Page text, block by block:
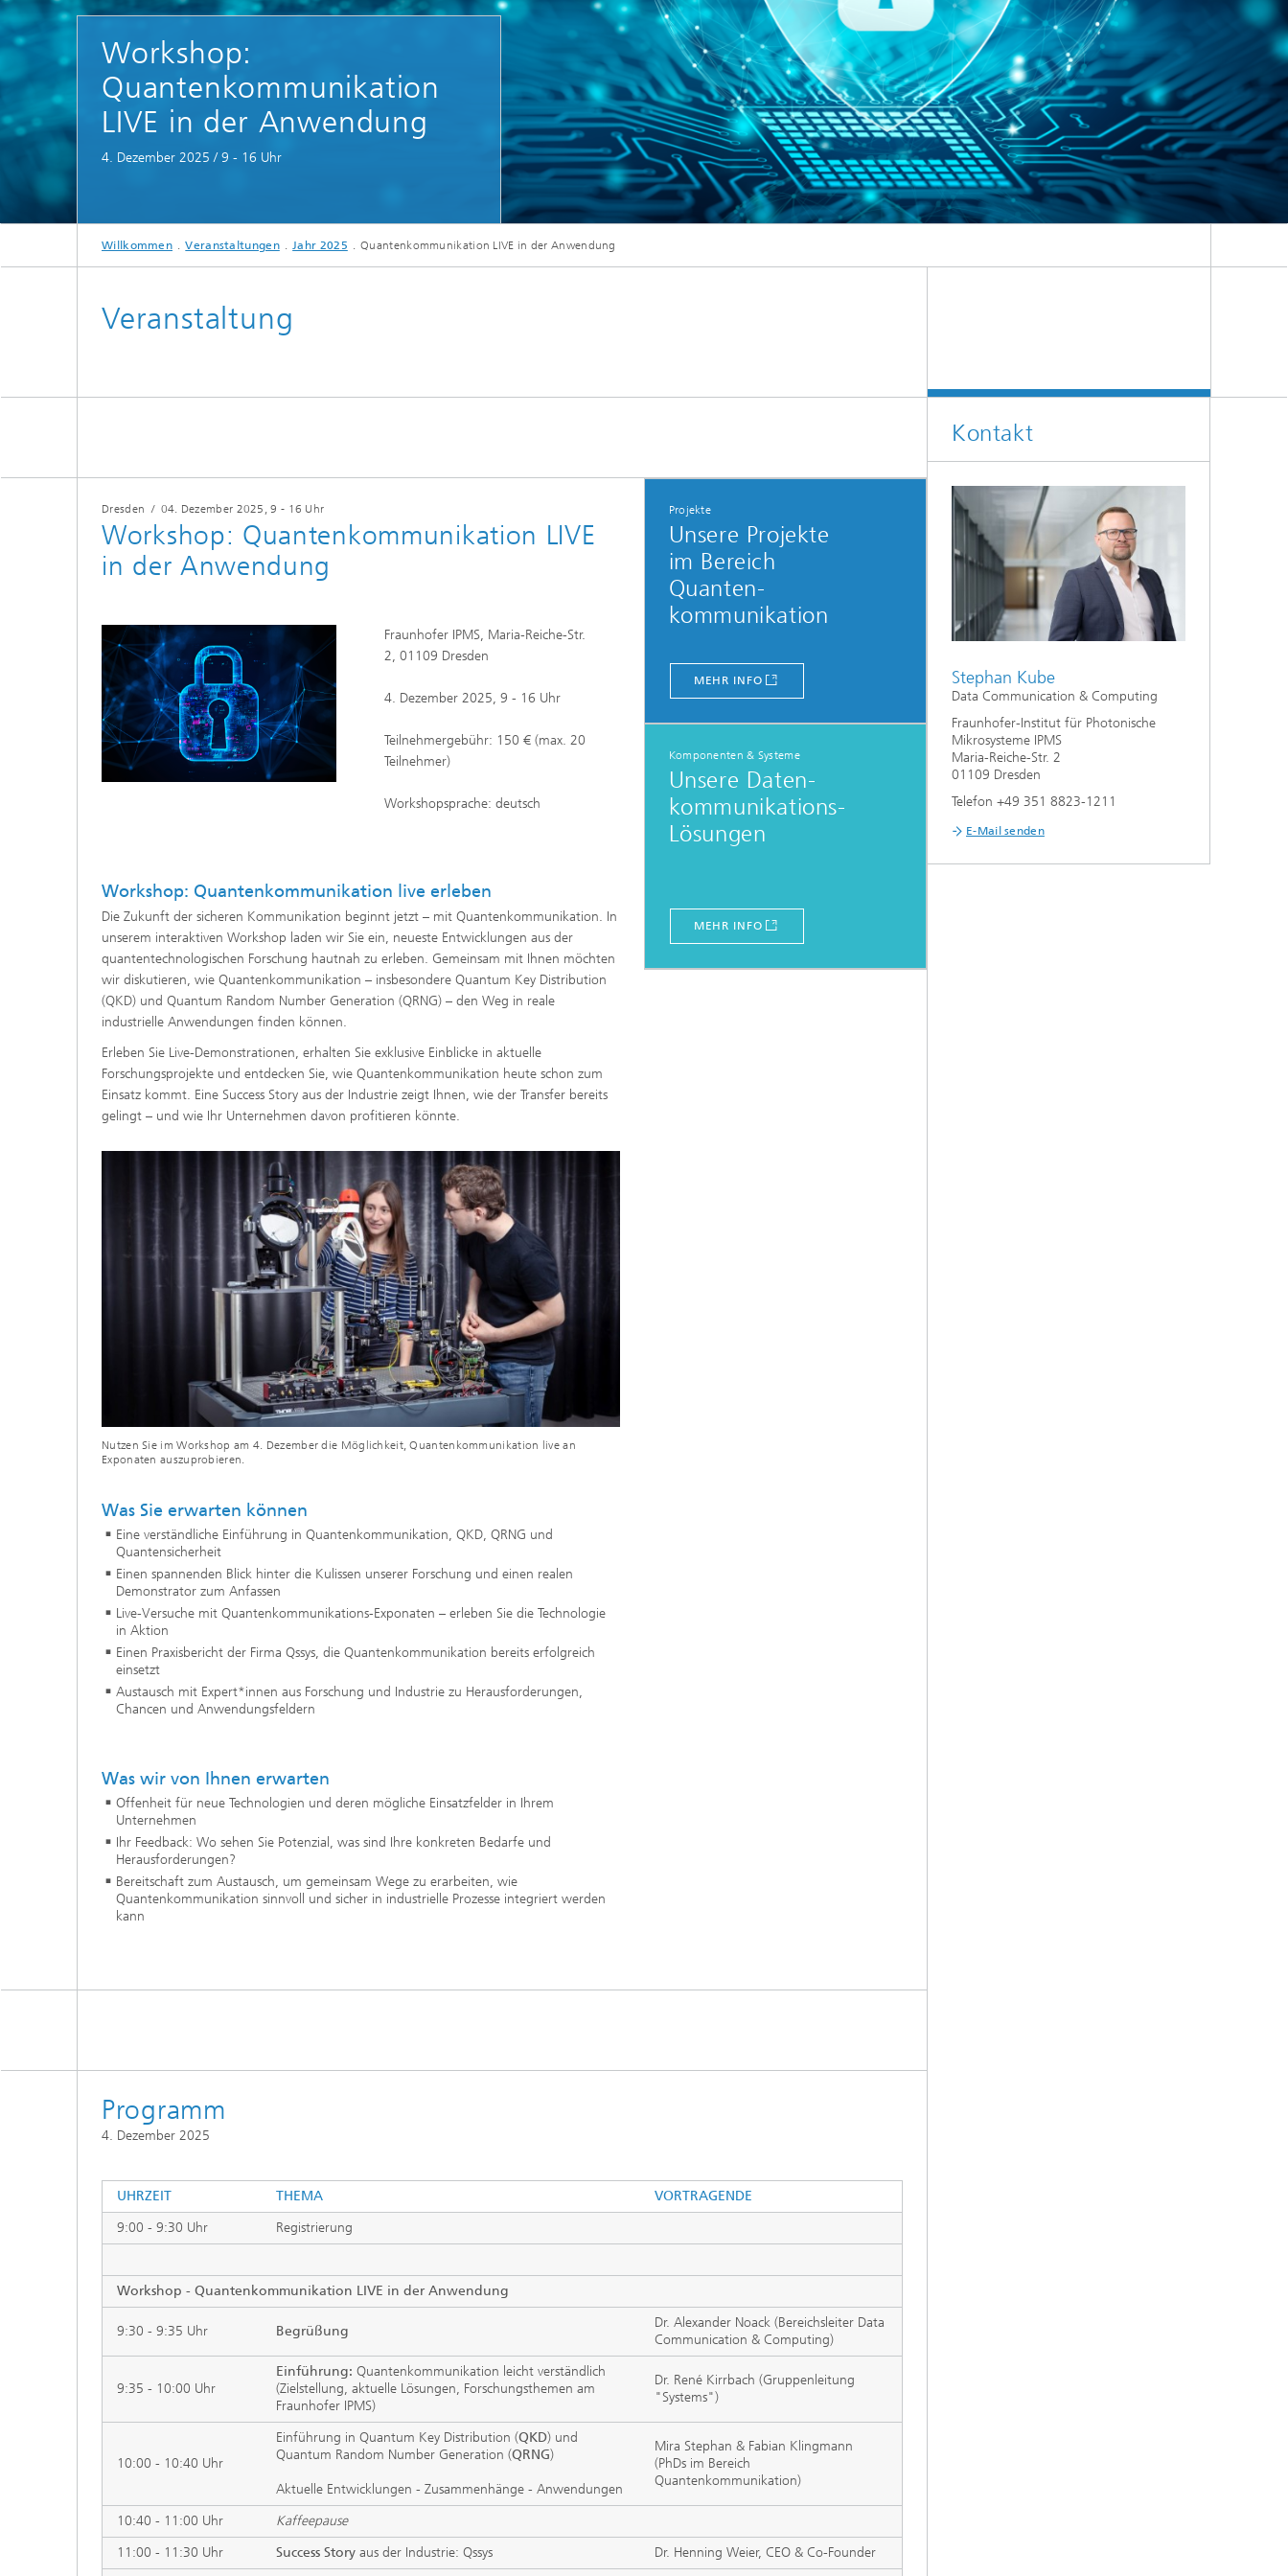
Quantum Foundry
Mikrodisplays und Sensorik
Evaluation-Kits
Devices
Optische Sensoren
Spektroskopiesysteme und
Komponenten
Optische Aktoren
Workshop:
Quantenkommunikation
LIVE in der Anwendung
4. Dezember 2025 / 9 - 16 Uhr
Willkommen Veranstaltungen Jahr 2025 Quantenkommunikation LIVE in der Anwendung
Veranstaltung
Dresden / 04. Dezember 2025 , 9 - 16 Uhr
Workshop: Quantenkommunikation LIVE
in der Anwendung
Fraunhofer IPMS, Maria-Reiche-Str.
2, 01109 Dresden
4. Dezember 2025, 9 - 16 Uhr
Teilnehmergebühr: 150 € (max. 20
Teilnehmer)
Workshopsprache: deutsch
Workshop: Quantenkommunikation live erleben
Die Zukunft der sicheren Kommunikation beginnt jetzt – mit Quantenkommunikation. In
unserem interaktiven Workshop laden wir Sie ein, neueste Entwicklungen aus der
quantentechnologischen Forschung hautnah zu erleben. Gemeinsam mit Ihnen möchten
wir diskutieren, wie Quantenkommunikation – insbesondere Quantum Key Distribution
(QKD) und Quantum Random Number Generation (QRNG) – den Weg in reale
industrielle Anwendungen finden können.
Erleben Sie Live-Demonstrationen, erhalten Sie exklusive Einblicke in aktuelle
Forschungsprojekte und entdecken Sie, wie Quantenkommunikation heute schon zum
Einsatz kommt. Eine Success Story aus der Industrie zeigt Ihnen, wie der Transfer bereits
gelingt – und wie Ihr Unternehmen davon profitieren könnte.
Nutzen Sie im Workshop am 4. Dezember die Möglichkeit, Quantenkommunikation live an
Exponaten auszuprobieren.
Was Sie erwarten können
Eine verständliche Einführung in Quantenkommunikation, QKD, QRNG und
Quantensicherheit
Einen spannenden Blick hinter die Kulissen unserer Forschung und einen realen
Demonstrator zum Anfassen
Live-Versuche mit Quantenkommunikations-Exponaten – erleben Sie die Technologie
in Aktion
Einen Praxisbericht der Firma Qssys, die Quantenkommunikation bereits erfolgreich
einsetzt
Austausch mit Expert*innen aus Forschung und Industrie zu Herausforderungen,
Chancen und Anwendungsfeldern
Was wir von Ihnen erwarten
Offenheit für neue Technologien und deren mögliche Einsatzfelder in Ihrem
Unternehmen
Ihr Feedback: Wo sehen Sie Potenzial, was sind Ihre konkreten Bedarfe und
Herausforderungen?
Bereitschaft zum Austausch, um gemeinsam Wege zu erarbeiten, wie
Quantenkommunikation sinnvoll und sicher in industrielle Prozesse integriert werden
kann
Projekte
Unsere Projekte
im Bereich
Quanten-
kommunikation
MEHR INFO
Komponenten & Systeme
Unsere Daten-
kommunikations-
Lösungen
MEHR INFO
Programm
4. Dezember 2025
UHRZEIT THEMA
VORTRAGENDE
9:00 - 9:30 Uhr
Registrierung
Workshop - Quantenkommunikation LIVE in der Anwendung
9:30 - 9:35 Uhr Begrüßung
Dr. Alexander Noack (Bereichsleiter Data
Communication & Computing)
9:35 - 10:00 Uhr
Einführung: Quantenkommunikation leicht verständlich
(Zielstellung, aktuelle Lösungen, Forschungsthemen am
Fraunhofer IPMS)
Dr. René Kirrbach (Gruppenleitung
"Systems")
10:00 - 10:40 Uhr
Einführung in Quantum Key Distribution (QKD) und
Quantum Random Number Generation (QRNG)
Aktuelle Entwicklungen - Zusammenhänge - Anwendungen
Mira Stephan & Fabian Klingmann
(PhDs im Bereich
Quantenkommunikation)
10:40 - 11:00 Uhr
Kaffeepause
11:00 - 11:30 Uhr
Success Story aus der Industrie: Qssys
Dr. Henning Weier, CEO & Co-Founder
Kontakt
Stephan Kube
Data Communication & Computing
Fraunhofer-Institut für Photonische
Mikrosysteme IPMS
Maria-Reiche-Str. 2
01109 Dresden
Telefon +49 351 8823-1211
E-Mail senden